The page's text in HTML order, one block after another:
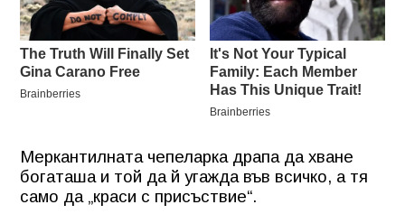
Меркантилната чепеларка драпа да хване
богаташа и той да й угажда във всичко, а тя
само да „краси с присъствие“.